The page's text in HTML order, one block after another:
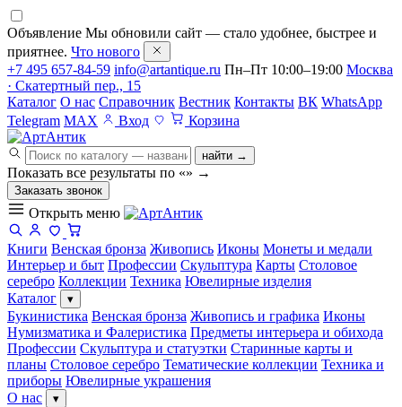
Объявление Мы обновили сайт — стало удобнее, быстрее и
приятнее. Что нового
+7 495 657-84-59 info@artantique.ru Пн–Пт 10:00–19:00 Москва
· Скатертный пер., 15
Каталог О нас Справочник Вестник Контакты ВК WhatsApp
Telegram MAX Вход Корзина
найти →
Показать все результаты по «» →
Заказать звонок
Открыть меню
Книги Венская бронза Живопись Иконы Монеты и медали
Интерьер и быт Профессии Скульптура Карты Столовое
серебро Коллекции Техника Ювелирные изделия
Каталог
▾
Букинистика Венская бронза Живопись и графика Иконы
Нумизматика и Фалеристика Предметы интерьера и обихода
Профессии Скульптура и статуэтки Старинные карты и
планы Столовое серебро Тематические коллекции Техника и
приборы Ювелирные украшения
О нас
▾